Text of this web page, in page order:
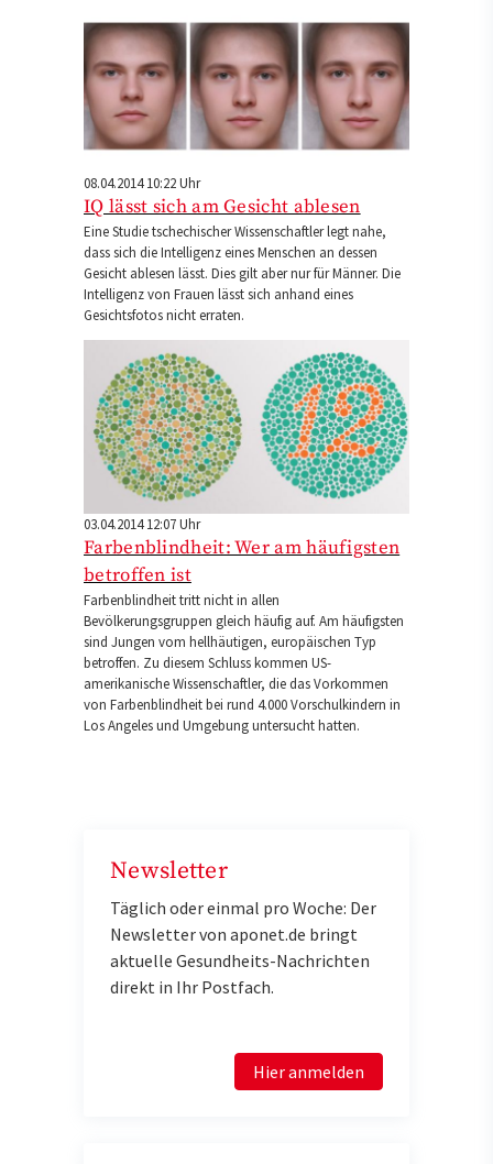
08.04.2014 10:22 Uhr
IQ lässt sich am Gesicht ablesen
Eine Studie tschechischer Wissenschaftler legt nahe,
dass sich die Intelligenz eines Menschen an dessen
Gesicht ablesen lässt. Dies gilt aber nur für Männer. Die
Intelligenz von Frauen lässt sich anhand eines
Gesichtsfotos nicht erraten.
03.04.2014 12:07 Uhr
Farbenblindheit: Wer am häufigsten
betroffen ist
Farbenblindheit tritt nicht in allen
Bevölkerungsgruppen gleich häufig auf. Am häufigsten
sind Jungen vom hellhäutigen, europäischen Typ
betroffen. Zu diesem Schluss kommen US-
amerikanische Wissenschaftler, die das Vorkommen
von Farbenblindheit bei rund 4.000 Vorschulkindern in
Los Angeles und Umgebung untersucht hatten.
Newsletter
Täglich oder einmal pro Woche: Der
Newsletter von aponet.de bringt
aktuelle Gesundheits-Nachrichten
direkt in Ihr Postfach.
Hier anmelden